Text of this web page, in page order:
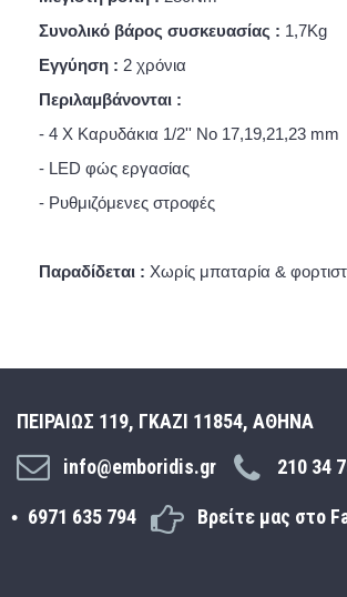
Συνολικό βάρος συσκευασίας : 1,7Kg
Εγγύηση : 2 χρόνια
Περιλαμβάνονται :
- 4 Χ Καρυδάκια 1/2'' Νο 17,19,21,23 mm
- LED φώς εργασίας
- Ρυθμιζόμενες στροφές
Παραδίδεται : Χωρίς μπαταρία &
ΠΕΙΡΑΙΩΣ 119, ΓΚΑΖΙ 11854, ΑΘΗΝΑ
info@emboridis.gr
210 34
6971 635 794 Βρείτε μας στο